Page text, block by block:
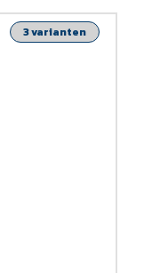
3 varianten